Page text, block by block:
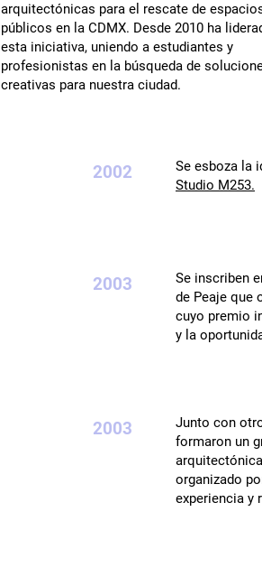
arquitectónicas para el rescate de
públicos en la CDMX. Desde 2010 ha
esta iniciativa, uniendo a estudiantes y
profesionistas en la búsqueda de
creativas para nuestra ciudad.
2002 Se esboza la
Studio M253.
2003
Se inscriben
de Peaje que
cuyo premio
y la
2003
Junto con
formaron un
organizado
experiencia y